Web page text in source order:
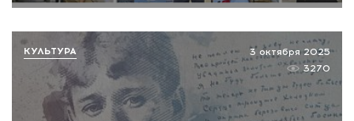
3 октября 2025
3270
КУЛЬТУРА